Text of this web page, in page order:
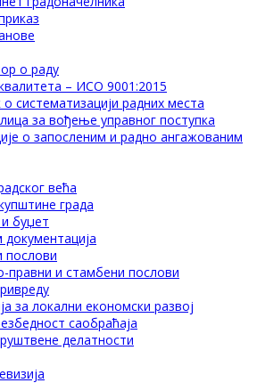
о раду
– ИСО 9001:2015
систематизацији радних места
за вођење управног поступка
о запосленим и радно ангажованим
већа
града
буџет
послови
правни и стамбени послови
за локални економски развој
саобраћаја
делатности